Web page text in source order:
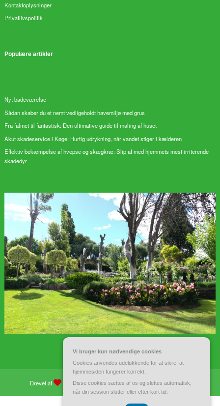
Kontaktoplysninger
Privatlivspolitik
Populære artikler
Nyt badeværelse
Sådan skaber du et nemt vedligeholdt havemiljø med grus
Fra falmet til fantastisk: Den ultimative guide til maling af huset
Akut skadeservice i Køge: Hurtig udrykning, når vandet stiger i kælderen
Effektiv bekæmpelse af hvepse og skægkræ: Slip af med hjemmets mest irriterende
skadedyr
Drevet af WordPress| Tema: Spiko af Spicethemes
Vi bruger kun nødvendige cookies
Cookies anvendes udelukkende for at sikre, at
hjemmesiden fungerer korrekt.
Disse cookies sættes af os og slettes automatisk,
når din session slutter eller efter kort tid.